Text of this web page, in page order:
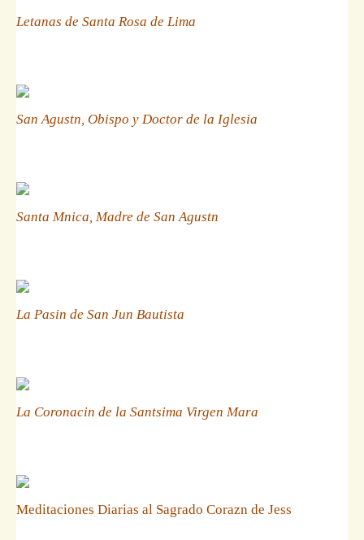
Letanas de Santa Rosa de Lima
San Agustn, Obispo y Doctor de la Iglesia
Santa Mnica, Madre de San Agustn
La Pasin de San Jun Bautista
La Coronacin de la Santsima Virgen Mara
Meditaciones Diarias al Sagrado Corazn de Jess